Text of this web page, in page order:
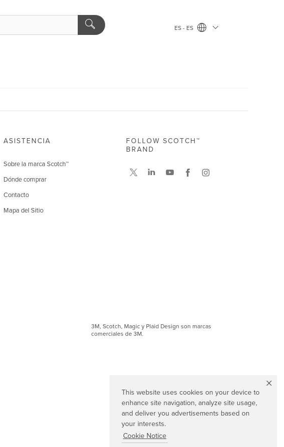
This website uses cookies on your device to
enhance site navigation, analyze site usage,
and deliver you advertisements based on
your interests.
Cookie Notice
ES - ES
ASISTENCIA
Sobre la marca Scotch™
Dónde comprar
Contacto
Mapa del Sitio
FOLLOW SCOTCH™
BRAND
3M, Scotch, Magic y Plaid Design son marcas
comerciales de 3M.